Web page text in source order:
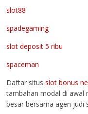
slot88
spadegaming
slot deposit 5 ribu
spaceman
Daftar situsslot bonus
tambahan modal di awal
besar bersama agen judi